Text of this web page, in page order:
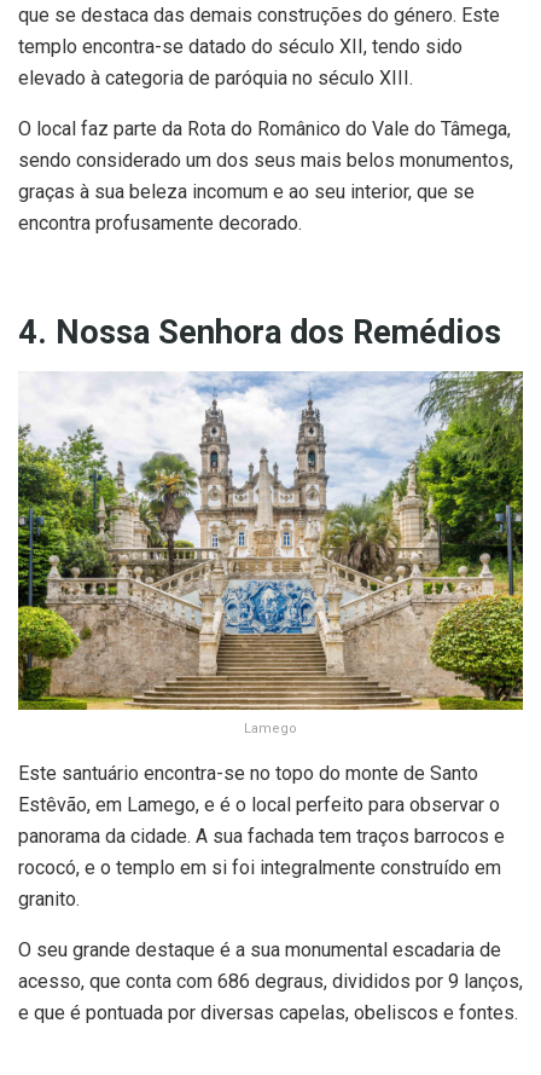
que se destaca das demais construções do género. Este
templo encontra-se datado do século XII, tendo sido
elevado à categoria de paróquia no século XIII.
O local faz parte da Rota do Românico do Vale do Tâmega,
sendo considerado um dos seus mais belos monumentos,
graças à sua beleza incomum e ao seu interior, que se
encontra profusamente decorado.
4. Nossa Senhora dos Remédios
Lamego
Este santuário encontra-se no topo do monte de Santo
Estêvão, em Lamego, e é o local perfeito para observar o
panorama da cidade. A sua fachada tem traços barrocos e
rococó, e o templo em si foi integralmente construído em
granito.
O seu grande destaque é a sua monumental escadaria de
acesso, que conta com 686 degraus, divididos por 9 lanços,
e que é pontuada por diversas capelas, obeliscos e fontes.